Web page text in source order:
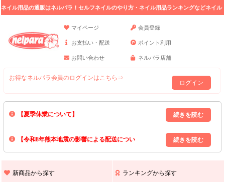
ネイル用品の通販はネルパラ！セルフネイルのやり方・ネイル用品ランキングなどネイル
マイページ
会員登録
お支払い・配送 ポイント利用
お問い合わせ ネルパラ店舗
お得なネルパラ会員のログインはこちら⇒
ログイン
【夏季休業について】
8/13(木)～8/16(日)の間｢出荷業務・お問い合わせ業務｣はお休みいたしま
上記期間中のご注文・お問い合わせは8/17(月)以降の対応となりますので
【令和8年熊本地震の影響による配送につい
また､ 九州全域でお荷物のお届けに遅延が生じております｡
新商品から探す ランキングから探す